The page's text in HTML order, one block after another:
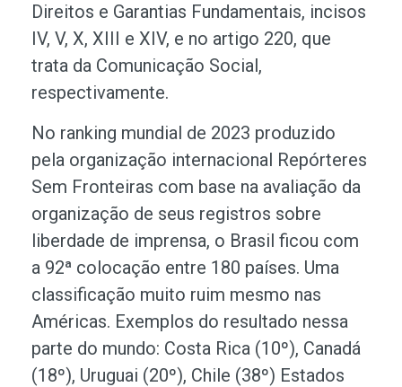
Direitos e Garantias Fundamentais, incisos
IV, V, X, XIII e XIV, e no artigo 220, que
trata da Comunicação Social,
respectivamente.
No ranking mundial de 2023 produzido
pela organização internacional Repórteres
Sem Fronteiras com base na avaliação da
organização de seus registros sobre
liberdade de imprensa, o Brasil ficou com
a 92ª colocação entre 180 países. Uma
classificação muito ruim mesmo nas
Américas. Exemplos do resultado nessa
parte do mundo: Costa Rica (10º), Canadá
(18º), Uruguai (20º), Chile (38º) Estados